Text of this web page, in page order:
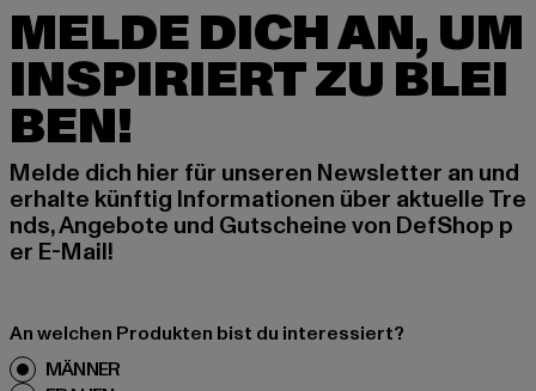
MELDE DICH AN, UM
INSPIRIERT ZU BLEI
BEN!
Melde dich hier für unseren Newsletter an und
erhalte künftig Informationen über aktuelle Tre
nds, Angebote und Gutscheine von DefShop p
er E-Mail!
An welchen Produkten bist du interessiert?
MÄNNER